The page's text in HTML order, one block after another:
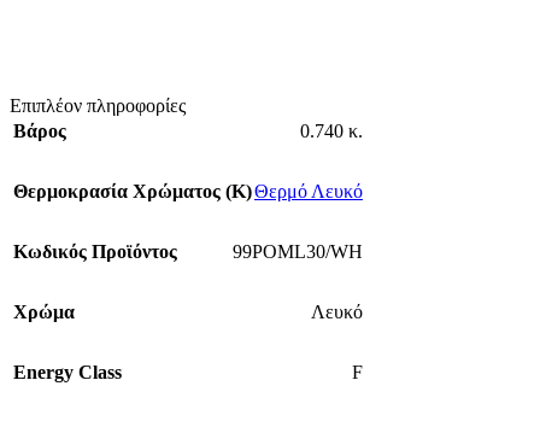
Επιπλέον πληροφορίες
Βάρος
0.740 κ.
Θερμοκρασία Χρώματος (Κ)Θερμό Λευκό
Κωδικός Προϊόντος 99POML30/WH
Χρώμα Λευκό
Energy Class F